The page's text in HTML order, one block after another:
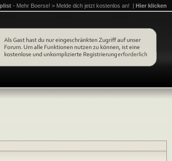
- Mehr Boerse! > Melde dich jetzt kostenlos an! | Hier klicken